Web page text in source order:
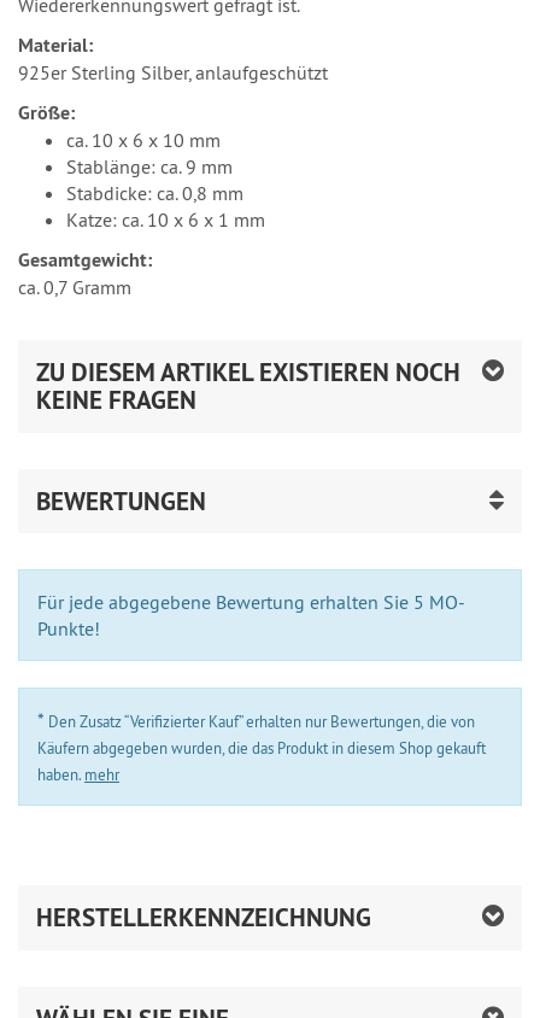
Wiedererkennungswert gefragt ist.
Material:
925er Sterling Silber, anlaufgeschützt
Größe:
ca. 10 x 6 x 10 mm
Stablänge: ca. 9 mm
Stabdicke: ca. 0,8 mm
Katze: ca. 10 x 6 x 1 mm
Gesamtgewicht:
ca. 0,7 Gramm
ZU DIESEM ARTIKEL EXISTIEREN NOCH
KEINE FRAGEN
BEWERTUNGEN
Für jede abgegebene Bewertung erhalten Sie 5 MO-
Punkte!
* Den Zusatz “Verifizierter Kauf” erhalten nur Bewertungen, die von
Käufern abgegeben wurden, die das Produkt in diesem Shop gekauft
haben. mehr
HERSTELLERKENNZEICHNUNG